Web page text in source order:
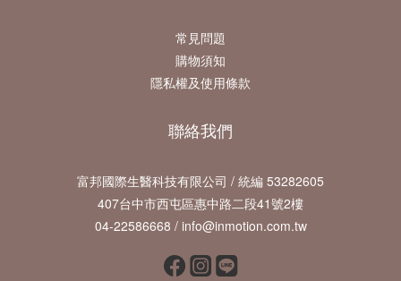
常見問題
購物須知
隱私權及使用條款
聯絡我們
富邦國際生醫科技有限公司 / 統編 53282605
407台中市西屯區惠中路二段41號2樓
04-22586668 / info@inmotion.com.tw